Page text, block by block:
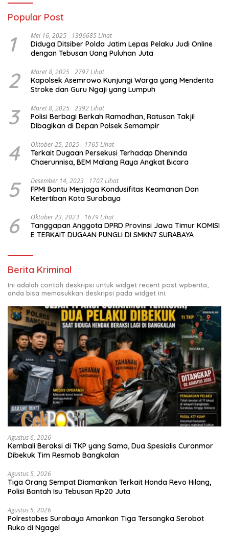
Popular Post
1 Mei 16, 2025 1396685 Lihat
Diduga Ditsiber Polda Jatim Lepas Pelaku Judi Online
dengan Tebusan Uang Puluhan Juta
2 Maret 8, 2025 2797 Lihat
Kapolsek Asemrowo Kunjungi Warga yang Menderita
Stroke dan Guru Ngaji yang Lumpuh
3 Maret 8, 2025 2392 Lihat
Polisi Berbagi Berkah Ramadhan, Ratusan Takjil
Dibagikan di Depan Polsek Semampir
4 Oktober 25, 2025 1765 Lihat
Terkait Dugaan Persekusi Terhadap Dheninda
Chaerunnisa, BEM Malang Raya Angkat Bicara
5 Desember 14, 2023 1707 Lihat
FPMI Bantu Menjaga Kondusifitas Keamanan Dan
Ketertiban Kota Surabaya
6 Oktober 23, 2023 1679 Lihat
Tanggapan Anggota DPRD Provinsi Jawa Timur KOMISI
E TERKAIT DUGAAN PUNGLI DI SMKN7 SURABAYA
Berita Kriminal
Ini adalah contoh deskripsi untuk widget recent post wpberita,
anda bisa memasukkan deskripsi pada widget ini.
Agustus 6, 2026
Kembali Beraksi di TKP yang Sama, Dua Spesialis Curanmor
Dibekuk Tim Resmob Bangkalan
Agustus 5, 2026
Tiga Orang Sempat Diamankan Terkait Honda Revo Hilang,
Polisi Bantah Isu Tebusan Rp20 Juta
Agustus 5, 2026
Polrestabes Surabaya Amankan Tiga Tersangka Serobot
Ruko di Ngagel